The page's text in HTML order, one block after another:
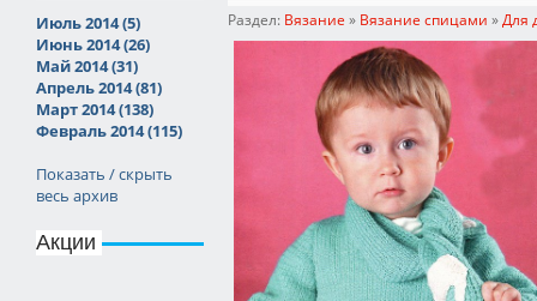
Июль 2014 (5)
Июнь 2014 (26)
Май 2014 (31)
Апрель 2014 (81)
Март 2014 (138)
Февраль 2014 (115)
Показать / скрыть
весь архив
Акции
Раздел: Вязание » Вязание спицами » Для